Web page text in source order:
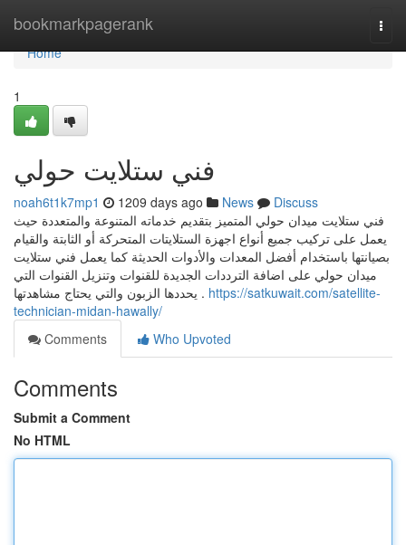
bookmarkpagerank
Home
Home
1
فني ستلايت حولي
noah6t1k7mp1 1209 days ago News
Discuss
فني ستلايت ميدان حولي المتميز بتقديم خدماته المتنوعة والمتعددة حيث
يعمل على تركيب جميع أنواع اجهزة الستلايتات المتحركة أو الثابتة والقيام
بصيانتها باستخدام أفضل المعدات والأدوات الحديثة كما يعمل فني ستلايت
ميدان حولي على اضافة الترددات الجديدة للقنوات وتنزيل القنوات التي
يحددها الزبون والتي يحتاج مشاهدتها . https://satkuwait.com/satellite-
technician-midan-hawally/
Comments
Who Upvoted
Comments
Submit a Comment
No HTML